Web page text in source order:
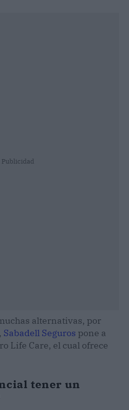
Publicidad
alternativas, por
Sabadell Seguros pone a
Life Care, el cual ofrece
tener un